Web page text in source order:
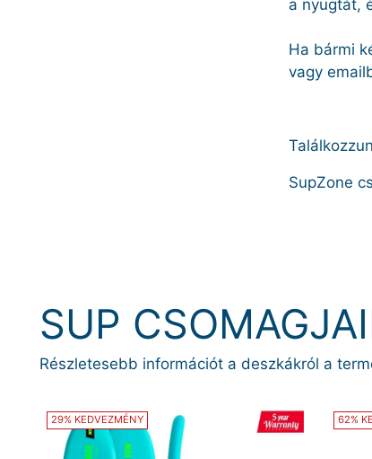
a nyugtát,
Ha bármi
vagy
SupZone
SUP
Részletesebb információt a deszkákról a
29% KEDVEZMÉNY 62%